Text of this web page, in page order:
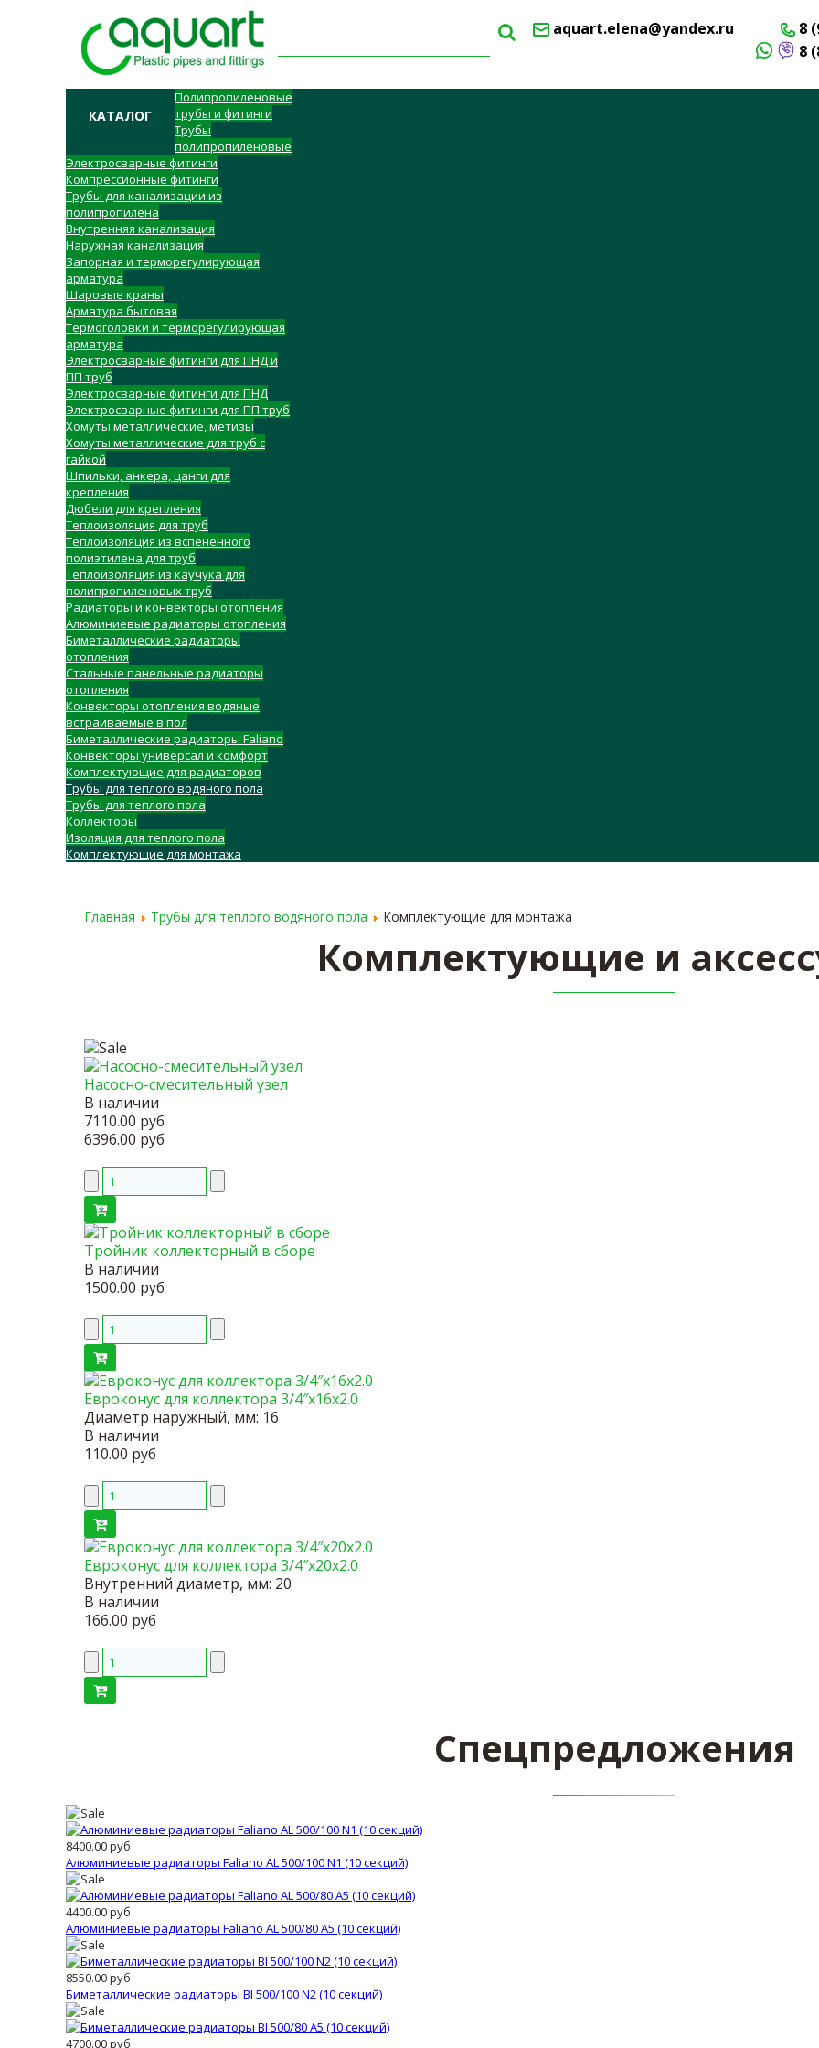
aquart.elena@yandex.ru
8
8
КАТАЛОГ
Полипропиленовые
трубы и фитинги
Трубы
полипропиленовые
Электросварные фитинги
Компрессионные фитинги
Трубы для канализации из
полипропилена
Внутренняя канализация
Наружная канализация
Запорная и терморегулирующая
арматура
Шаровые краны
Арматура бытовая
Термоголовки и терморегулирующая
арматура
Электросварные фитинги для ПНД и
ПП труб
Электросварные фитинги для ПНД
Электросварные фитинги для ПП труб
Хомуты металлические, метизы
Хомуты металлические для труб с
гайкой
Шпильки, анкера, цанги для
крепления
Дюбели для крепления
Теплоизоляция для труб
Теплоизоляция из вспененного
полиэтилена для труб
Теплоизоляция из каучука для
полипропиленовых труб
Радиаторы и конвекторы отопления
Алюминиевые радиаторы отопления
Биметаллические радиаторы
отопления
Стальные панельные радиаторы
отопления
Конвекторы отопления водяные
встраиваемые в пол
Биметаллические радиаторы Faliano
Конвекторы универсал и комфорт
Комплектующие для радиаторов
Трубы для теплого водяного пола
Трубы для теплого пола
Коллекторы
Изоляция для теплого пола
Комплектующие для монтажа
Главная
Трубы для теплого водяного пола Комплектующие для монтажа
Комплектующие и
Насосно-смесительный узел
В наличии
7110.00 руб
6396.00 руб
Тройник коллекторный в сборе
В наличии
1500.00 руб
Евроконус для коллектора 3/4″х16х2.0
Диаметр наружный, мм: 16
В наличии
110.00 руб
Евроконус для коллектора 3/4″х20х2.0
Внутренний диаметр, мм: 20
В наличии
166.00 руб
Спецпредложения
8400.00 руб
Алюминиевые радиаторы Faliano AL 500/100 N1 (10 секций)
4400.00 руб
Алюминиевые радиаторы Faliano AL 500/80 A5 (10 секций)
8550.00 руб
Биметаллические радиаторы BI 500/100 N2 (10 секций)
4700.00 руб